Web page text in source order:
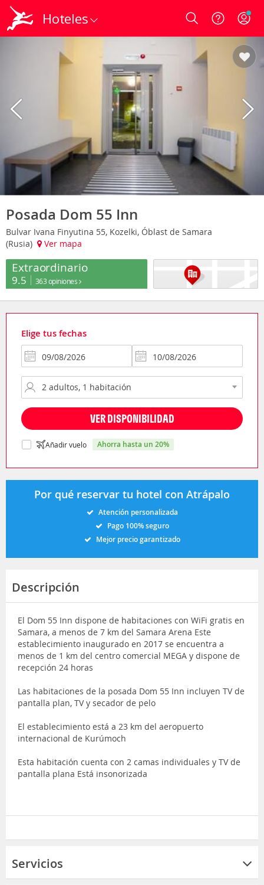
Hoteles Login
Posada Dom 55 Inn
Bulvar Ivana Finyutina 55, Kozelki, Óblast de Samara
(Rusia)
Ver mapa
Extraordinario
9.5 363 opiniones
Elige tus fechas
VER DISPONIBILIDAD
Añadir vuelo ahorra hasta un 20%
Por qué reservar tu hotel con Atrápalo
Atención personalizada
Pago 100% seguro
Mejor precio garantizado
Descripción
El Dom 55 Inn dispone de habitaciones con WiFi gratis en
Samara, a menos de 7 km del Samara Arena Este
establecimiento inaugurado en 2017 se encuentra a
menos de 1 km del centro comercial MEGA y dispone de
recepción 24 horas
Las habitaciones de la posada Dom 55 Inn incluyen TV de
pantalla plan, TV y secador de pelo
El establecimiento está a 23 km del aeropuerto
internacional de Kurúmoch
Esta habitación cuenta con 2 camas individuales y TV de
pantalla plana Está insonorizada
Servicios